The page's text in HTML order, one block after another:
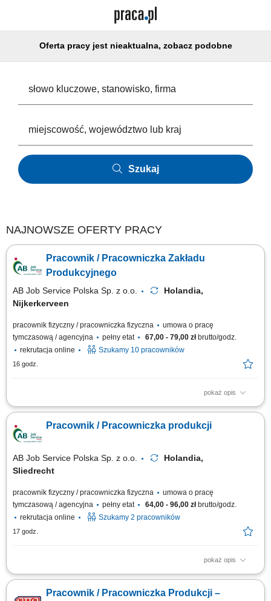
Oferta pracy jest nieaktualna, zobacz podobne
Szukaj
NAJNOWSZE OFERTY PRACY
Pracownik / Pracowniczka Zakładu
Produkcyjnego
AB Job Service Polska Sp. z o.o.
Holandia,
Nijkerkerveen
pracownik fizyczny / pracowniczka fizyczna
umowa o pracę
tymczasową / agencyjna
pełny etat 67,00 - 79,00 złbrutto/godz.
rekrutacja online
Szukamy 10 pracowników
16 godz.
pokaż opis
Opis stanowiska wykonywanie prac produkcyjnych w zakładzie
obowiązującymi procedurami, dbanie o porządek i czystość stanowiska
pracy, przestrzeganie zasad bezpieczeństwa oraz standardów jakości,
Pracownik / Pracowniczka produkcji
AB Job Service Polska Sp. z o.o.
Holandia,
Sliedrecht
pracownik fizyczny / pracowniczka fizyczna
umowa o pracę
tymczasową / agencyjna
pełny etat 64,00 - 96,00 złbrutto/godz.
rekrutacja online
Szukamy 2 pracowników
17 godz.
pokaż opis
Opis stanowiska Praca przy produkcji gotowych produktów spożywczych,
przygotowywanie produktów do dalszej wysyłki. Kontrola jakości
Pracownik / Pracowniczka Produkcji –